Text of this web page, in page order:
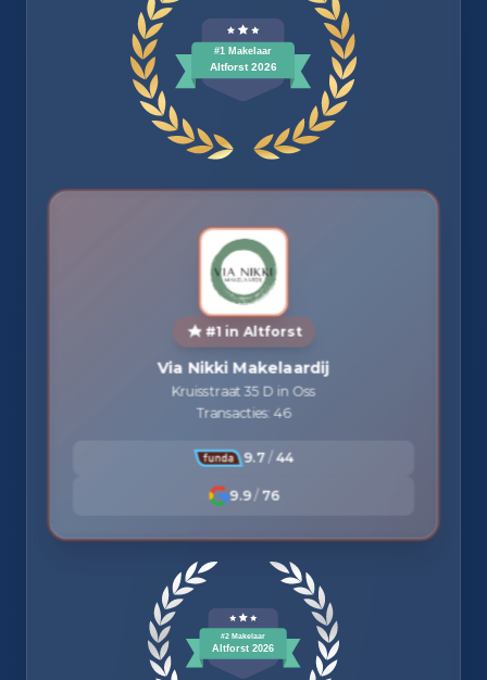
#1 in Altforst
Via Nikki Makelaardij
Kruisstraat 35 D in Oss
Transacties: 46
9.7 / 44
9.9 / 76